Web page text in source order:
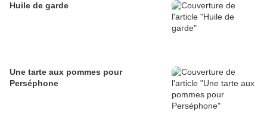
Huile de garde
Une tarte aux pommes pour
Perséphone